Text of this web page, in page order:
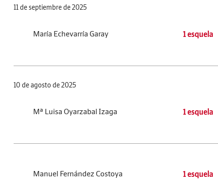
11 de septiembre de 2025
María Echevarría Garay 1 esquela
10 de agosto de 2025
Mª Luisa Oyarzabal Izaga 1 esquela
Manuel Fernández Costoya 1 esquela